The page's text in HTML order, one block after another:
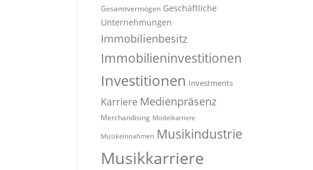
Gesamtvermögen Geschäftliche
Unternehmungen
Immobilienbesitz
Immobilieninvestitionen
Investitionen Investments
Karriere Medienpräsenz
Merchandising Modelkarriere
Musikeinnahmen Musikindustrie
Musikkarriere